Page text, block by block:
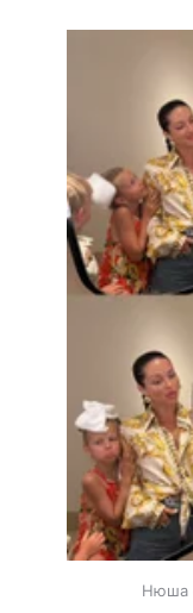
Нюша